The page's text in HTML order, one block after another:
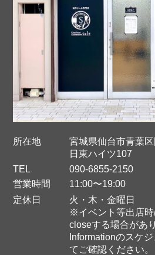
タルトタタンジャム
2025/05/13
バナナパッションフル
2025/05/13
ストロベリーペッパー
2025/05/13
所在地
宮城県仙台市青葉
日東ハイツ107
TEL
090-6855-2150
営業時間
11:00〜19:00
定休日
火・木・金曜日
※イベント等出店
closeする場合があ
Informationのスケ
てご確認ください。